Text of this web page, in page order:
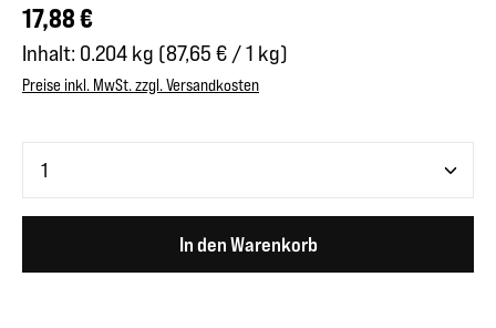
Regulärer Preis:
17,88 €
Inhalt: 0.204 kg (87,65 € / 1 kg)
Preise inkl. MwSt. zzgl. Versandkosten
In den Warenkorb